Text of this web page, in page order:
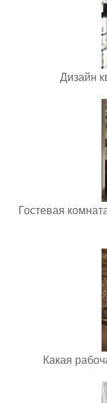
Дизайн
Гостевая
Какая